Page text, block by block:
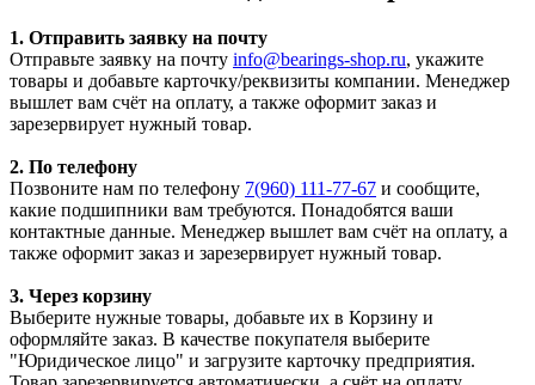
1. Отправить заявку на почту
Отправьте заявку на почту info@bearings-shop.ru, укажите
товары и добавьте карточку/реквизиты компании. Менеджер
вышлет вам счёт на оплату, а также оформит заказ и
зарезервирует нужный товар.
2. По телефону
Позвоните нам по телефону 7(960) 111-77-67 и сообщите,
какие подшипники вам требуются. Понадобятся ваши
контактные данные. Менеджер вышлет вам счёт на оплату, а
также оформит заказ и зарезервирует нужный товар.
3. Через корзину
Выберите нужные товары, добавьте их в Корзину и
оформляйте заказ. В качестве покупателя выберите
"Юридическое лицо" и загрузите карточку предприятия.